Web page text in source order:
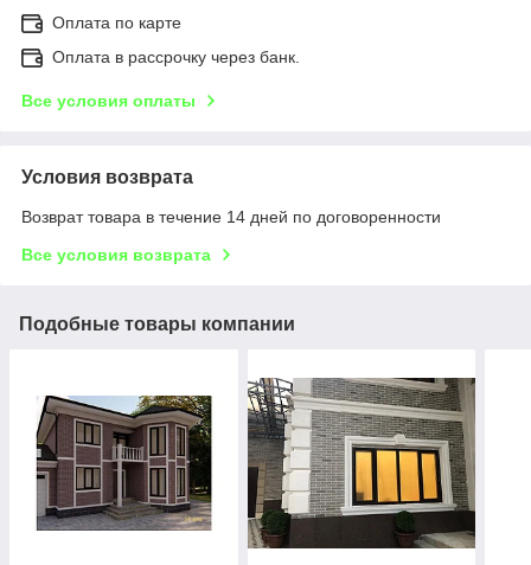
Оплата по карте
Оплата в рассрочку через банк.
Все условия оплаты
Условия возврата
Возврат товара в течение 14 дней по договоренности
Все условия возврата
Подобные товары компании